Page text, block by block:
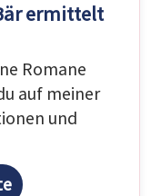
ermittelt
Romane
auf meiner
und